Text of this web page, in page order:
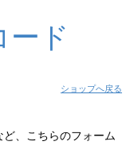
ード
ショップへ戻る
、こちらのフォーム